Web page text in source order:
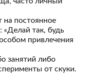
на постоянное
«Делай так, будь
привлечения
занятий либо
от скуки.